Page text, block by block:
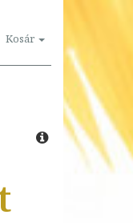
Kosár